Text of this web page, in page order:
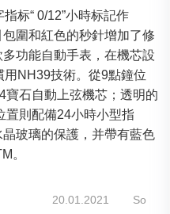
标“ 0/12”小時标記作
圍和紅色的秒針增加了修
功能自動手表，在機芯設
NH39技術。從9點鐘位
寶石自動上弦機芯；透明的
置則配備24小時小型指
玻璃的保護，并帶有藍色
。
20.01.2021 So